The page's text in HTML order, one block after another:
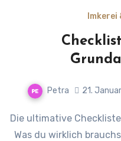
Petra 21.
Die ultimative Checkliste zur Imker-Grundausstattung:
Was du wirklich